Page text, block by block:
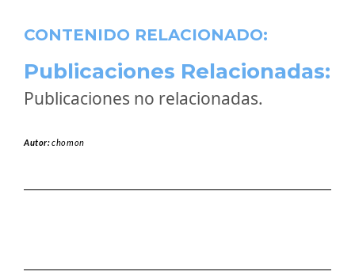
CONTENIDO RELACIONADO:
Publicaciones Relacionadas:
Publicaciones no relacionadas.
Autor:chomon